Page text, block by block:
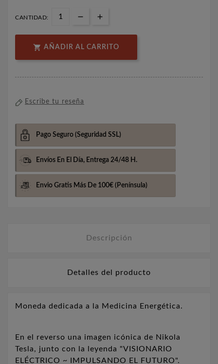
CANTIDAD:
 AÑADIR AL CARRITO
Escribe tu reseña
Pago Seguro (Seguridad SSL)
Envíos En El Día, Entrega 24/48 H.
Envio Gratis Más De 100€ (Península)
Descripción
Detalles del producto
Moneda dedicada a la Medicina Energética.
En el reverso una imagen icónica de Nikola
Tesla, junto con la leyenda "VISIONARIO
ELÉCTRICO ~ IMPULSANDO EL FUTURO".